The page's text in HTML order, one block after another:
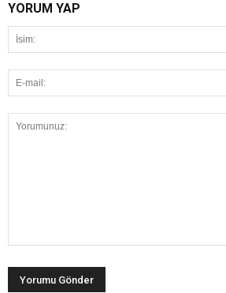
YORUM YAP